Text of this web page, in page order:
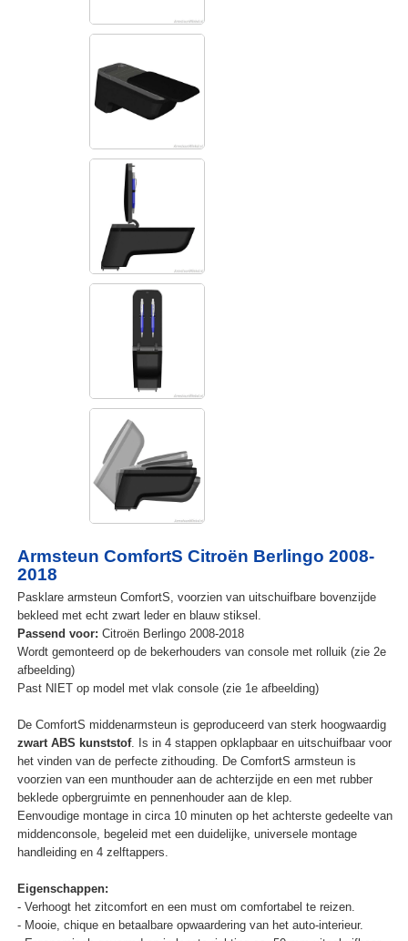
Armsteun ComfortS Citroën Berlingo 2008-
2018
Pasklare armsteun ComfortS, voorzien van uitschuifbare bovenzijde
bekleed met echt zwart leder en blauw stiksel.
Passend voor: Citroën Berlingo 2008-2018
Wordt gemonteerd op de bekerhouders van console met rolluik (zie 2e
afbeelding)
Past NIET op model met vlak console (zie 1e afbeelding)
De ComfortS middenarmsteun is geproduceerd van sterk hoogwaardig
zwart ABS kunststof. Is in 4 stappen opklapbaar en uitschuifbaar voor
het vinden van de perfecte zithouding. De ComfortS armsteun is
voorzien van een munthouder aan de achterzijde en een met rubber
beklede opbergruimte en pennenhouder aan de klep.
Eenvoudige montage in circa 10 minuten op het achterste gedeelte van
middenconsole, begeleid met een duidelijke, universele montage
handleiding en 4 zelftappers.
Eigenschappen:
- Verhoogt het zitcomfort en een must om comfortabel te reizen.
- Mooie, chique en betaalbare opwaardering van het auto-interieur.